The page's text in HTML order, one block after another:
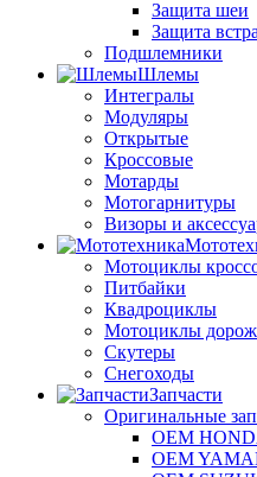
Защита шеи
Защита
Подшлемники
Шлемы
Интегралы
Модуляры
Открытые
Кроссовые
Мотарды
Мотогарнитуры
Визоры и
Мотоциклы
Питбайки
Квадроциклы
Мотоциклы
Скутеры
Снегоходы
Запчасти
Оригинальные
OEM
OEM